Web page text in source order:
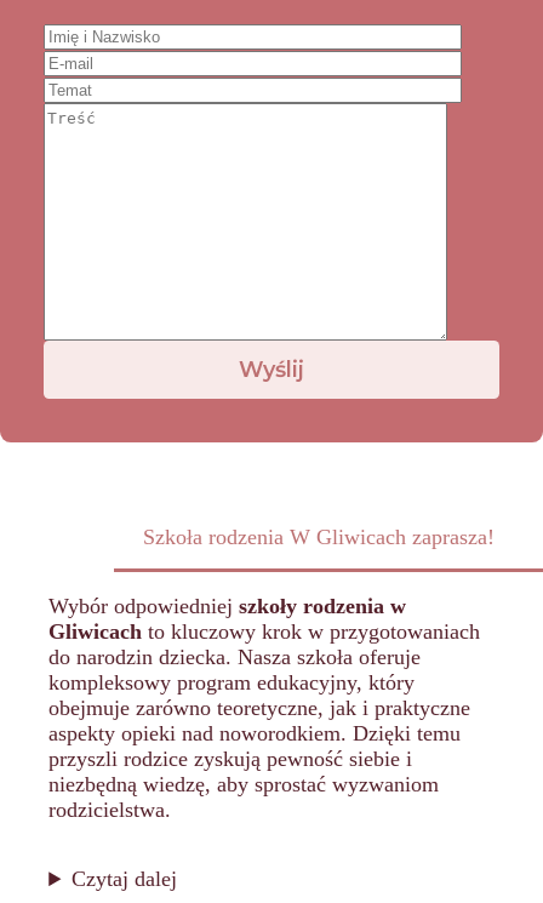
Szkoła rodzenia W Gliwicach zaprasza!
Wybór odpowiedniejszkoły rodzenia w
Gliwicach to kluczowy krok w przygotowaniach
do narodzin dziecka. Nasza szkoła oferuje
kompleksowy program edukacyjny, który
obejmuje zarówno teoretyczne, jak i praktyczne
aspekty opieki nad noworodkiem. Dzięki temu
przyszli rodzice zyskują pewność siebie i
niezbędną wiedzę, aby sprostać wyzwaniom
rodzicielstwa.
Czytaj dalej